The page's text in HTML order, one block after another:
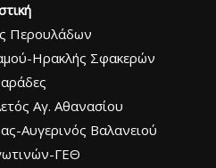
Περουλάδων
Ηρακλής Σφακερών
Αγ. Αθανασίου
Αυγερινός Βαλανειού
ΓΕΘ